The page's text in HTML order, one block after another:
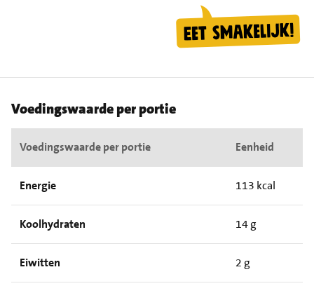
Voedingswaarde per portie
Voedingswaarde per portie Eenheid
Energie 113 kcal
Koolhydraten 14 g
Eiwitten 2 g